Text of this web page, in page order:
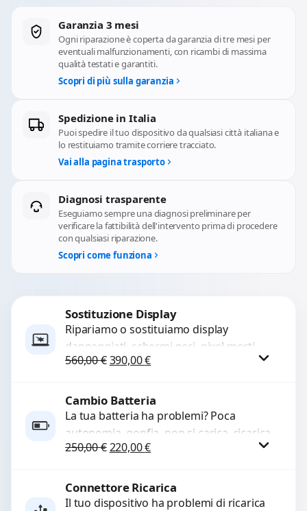
Garanzia 3 mesi
Ogni riparazione è coperta da garanzia di tre mesi per
eventuali malfunzionamenti, con ricambi di massima
qualità testati e garantiti.
Scopri di più sulla garanzia
Spedizione in Italia
Puoi spedire il tuo dispositivo da qualsiasi città italiana e
lo restituiamo tramite corriere tracciato.
Vai alla pagina trasporto
Diagnosi trasparente
Eseguiamo sempre una diagnosi preliminare per
verificare la fattibilità dell'intervento prima di procedere
con qualsiasi riparazione.
Scopri come funziona
Sostituzione Display
Ripariamo o sostituiamo display
danneggiati, schermi neri, pixel morti,
righe sullo schermo, vetro incrinato,
560,00€Il prezzo originale era: 560,00 €.
390,00€Il prezzo attuale è: 390,00 €.
Procedi
Cambio Batteria
La tua batteria ha problemi? Poca
autonomia, gonfia, non si carica, ricarica
lenta o cicli di ricarica esauriti?
250,00€ Il prezzo originale era: 250,00 €.
220,00€Il prezzo attuale è: 220,00 €.
Procedi
Connettore Ricarica
Il tuo dispositivo ha problemi di ricarica